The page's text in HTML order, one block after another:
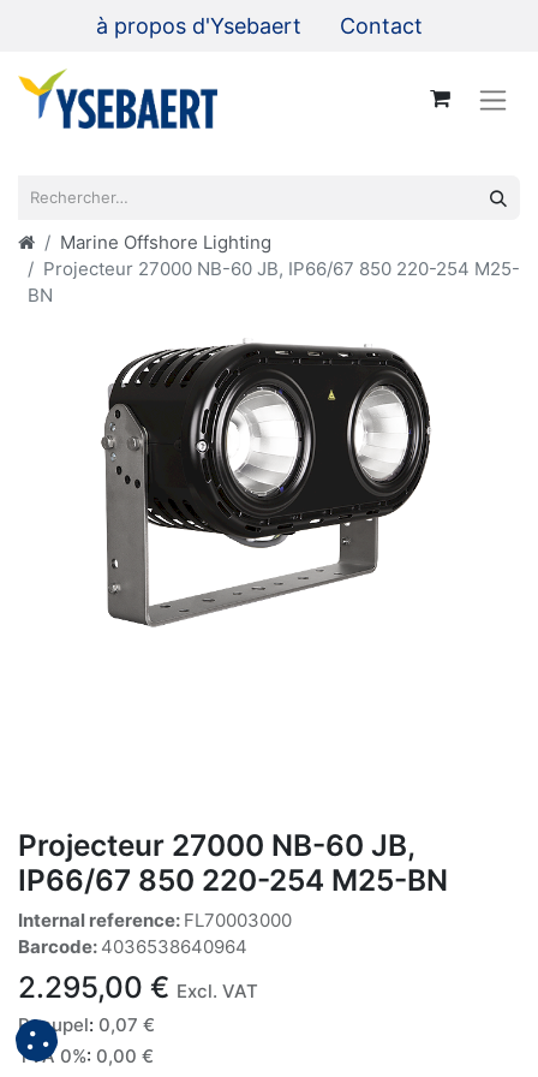
à propos d'Ysebaert Contact
Marine Offshore Lighting
Projecteur 27000 NB-60 JB, IP66/67 850 220-254 M25-
BN
Projecteur 27000 NB-60 JB,
IP66/67 850 220-254 M25-BN
Internal reference: FL70003000
Barcode: 4036538640964
2.295,00 € Excl. VAT
Recupel: 0,07 €
TVA 0%: 0,00 €